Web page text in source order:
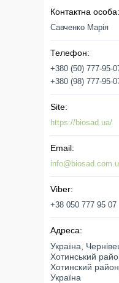
Савченко Марія
+380 (50) 777-95-
+380 (98) 777-95-
https://biosad.ua/
+38 050 777 95 07
Україна,
Хотинський
Хотинский
Україна